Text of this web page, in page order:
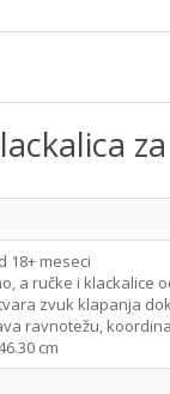
18+ meseci
a ručke i klackalice
zvuk klapanja
ravnotežu,
cm